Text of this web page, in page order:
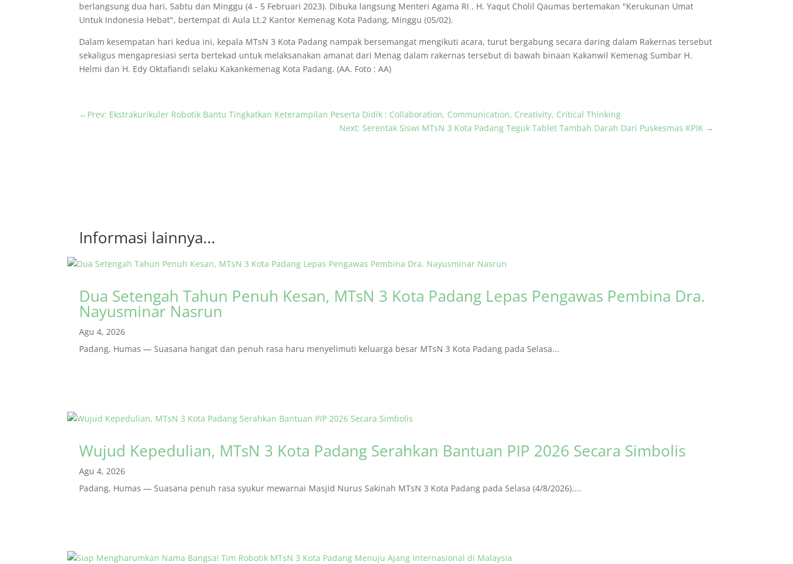
berlangsung dua hari, Sabtu dan Minggu (4 - 5 Februari 2023). Dibuka langsung Menteri Agama RI , H. Yaqut Cholil Qaumas bertemakan "Kerukunan Umat
Untuk Indonesia Hebat", bertempat di Aula Lt.2 Kantor Kemenag Kota Padang, Minggu (05/02).
Dalam kesempatan hari kedua ini, kepala MTsN 3 Kota Padang nampak bersemangat mengikuti acara, turut bergabung secara daring dalam Rakernas tersebut
sekaligus mengapresiasi serta bertekad untuk melaksanakan amanat dari Menag dalam rakernas tersebut di bawah binaan Kakanwil Kemenag Sumbar H.
Helmi dan H. Edy Oktafiandi selaku Kakankemenag Kota Padang. (AA. Foto : AA)
← Prev: Ekstrakurikuler Robotik Bantu Tingkatkan Keterampilan Peserta Didik : Collaboration, Communication, Creativity, Critical Thinking
Next: Serentak Siswi MTsN 3 Kota Padang Teguk Tablet Tambah Darah Dari Puskesmas KPIK→
Informasi lainnya...
Dua Setengah Tahun Penuh Kesan, MTsN 3 Kota Padang Lepas Pengawas Pembina Dra.
Nayusminar Nasrun
Agu 4, 2026
Padang, Humas — Suasana hangat dan penuh rasa haru menyelimuti keluarga besar MTsN 3 Kota Padang pada Selasa...
Wujud Kepedulian, MTsN 3 Kota Padang Serahkan Bantuan PIP 2026 Secara Simbolis
Agu 4, 2026
Padang, Humas — Suasana penuh rasa syukur mewarnai Masjid Nurus Sakinah MTsN 3 Kota Padang pada Selasa (4/8/2026)....